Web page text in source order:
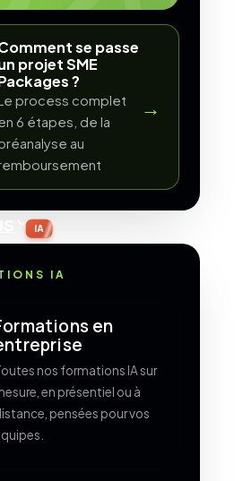
se passe
projet SME
?
process complet
6 étapes, de la
au
→
IA
IA
en
nos formations IA sur
en présentiel ou à
pensées pour vos